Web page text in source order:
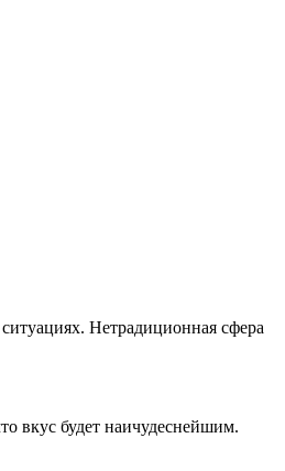
Нетрадиционная сфера
вкус будет наичудеснейшим.